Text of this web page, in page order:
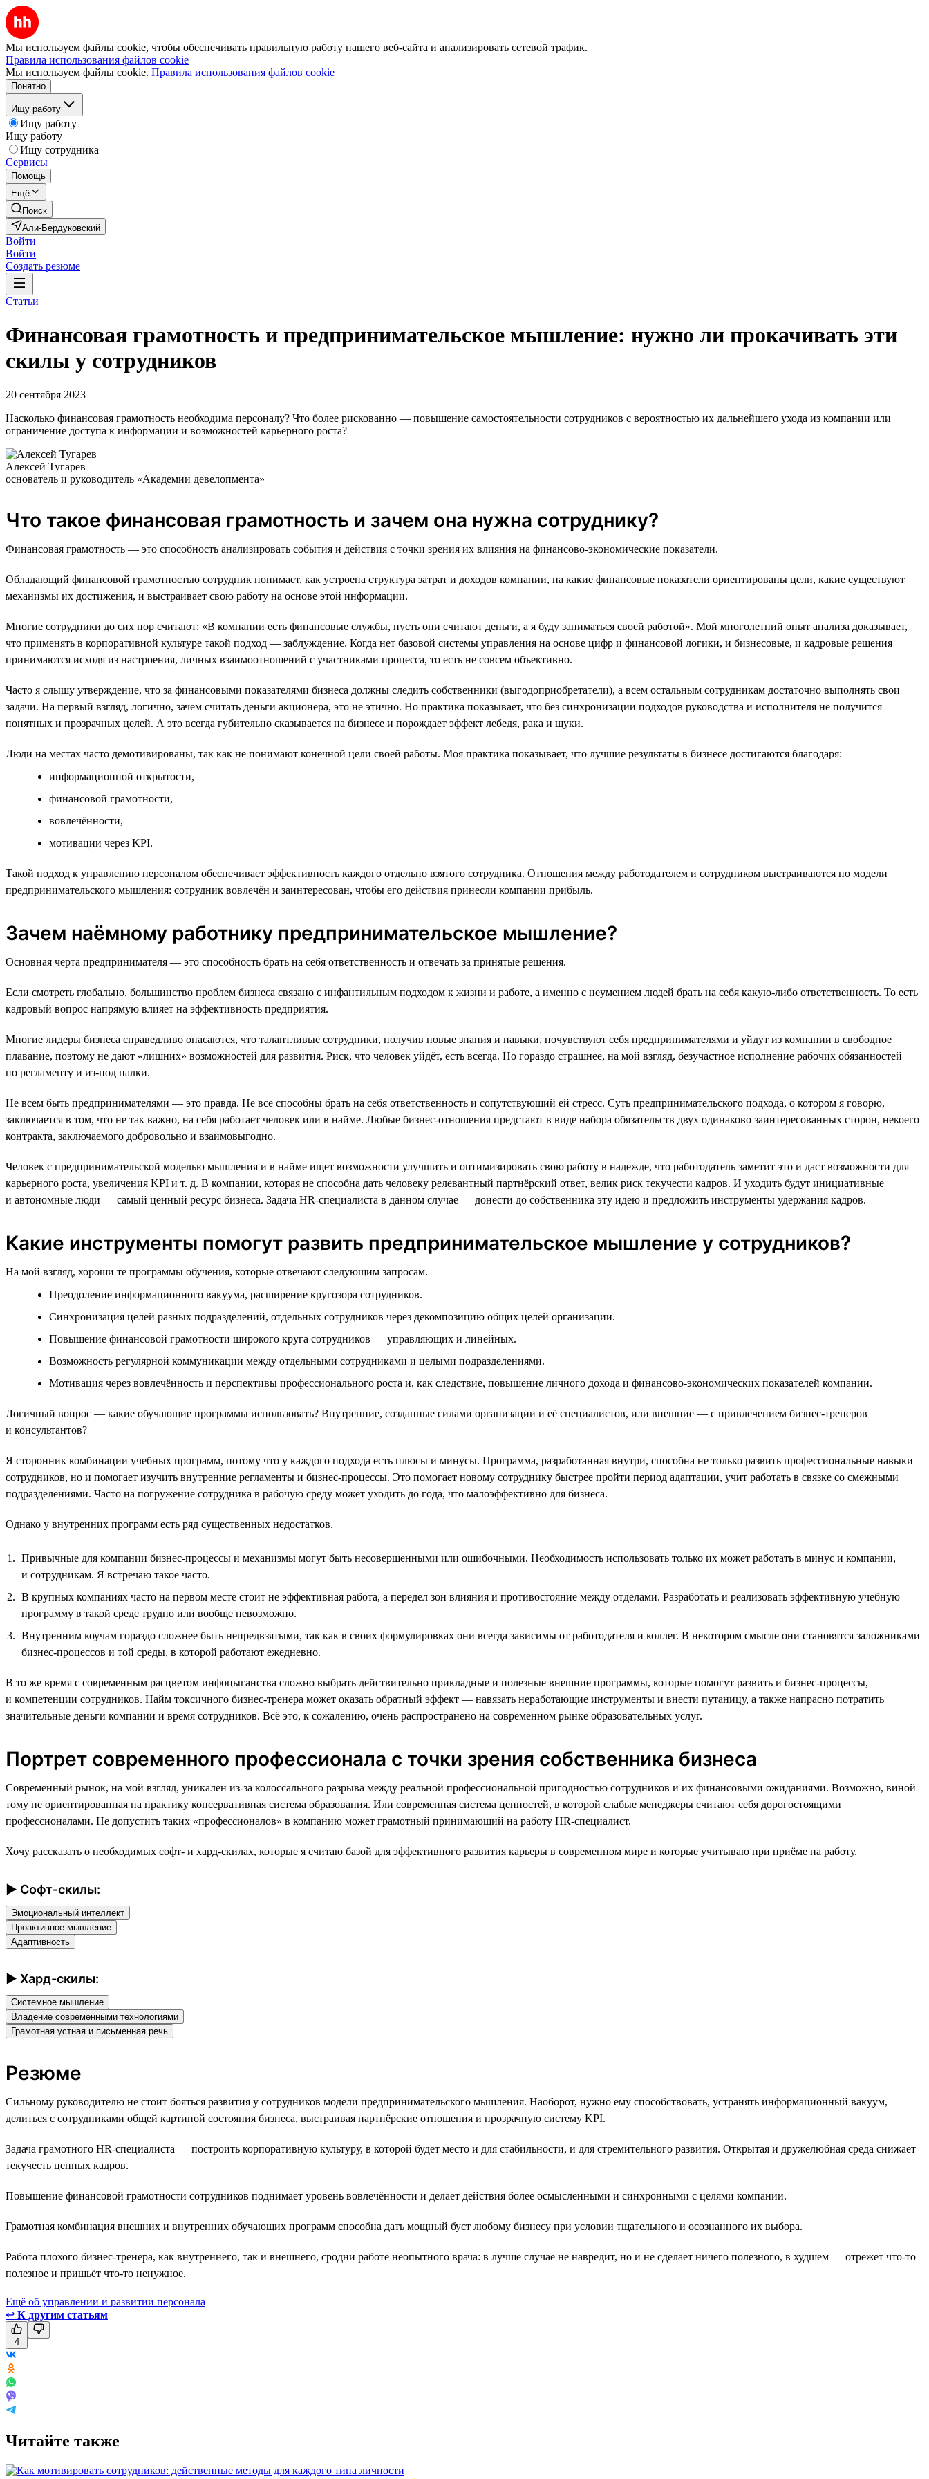
Мы используем файлы cookie, чтобы обеспечивать правильную работу нашего веб-сайта и анализировать сетевой трафик.
Правила использования файлов cookie
Мы используем файлы cookie. Правила использования файлов cookie
Понятно
Ищу работу
Ищу работу
Ищу работу
Ищу сотрудника
Сервисы
Помощь
Ещё
Поиск
Али-Бердуковский
Войти
Войти
Создать резюме
Статьи
Финансовая грамотность и предпринимательское мышление: нужно ли прокачивать эти
скилы у сотрудников
20 сентября 2023
Насколько финансовая грамотность необходима персоналу? Что более рискованно — повышение самостоятельности сотрудников с вероятностью их дальнейшего ухода из компании или
ограничение доступа к информации и возможностей карьерного роста?
Алексей Тугарев
основатель и руководитель «Академии девелопмента»
Что такое финансовая грамотность и зачем она нужна сотруднику?
Финансовая грамотность — это способность анализировать события и действия с точки зрения их влияния на финансово-экономические показатели.
Обладающий финансовой грамотностью сотрудник понимает, как устроена структура затрат и доходов компании, на какие финансовые показатели ориентированы цели, какие существуют
механизмы их достижения, и выстраивает свою работу на основе этой информации.
Многие сотрудники до сих пор считают: «В компании есть финансовые службы, пусть они считают деньги, а я буду заниматься своей работой». Мой многолетний опыт анализа доказывает,
что применять в корпоративной культуре такой подход — заблуждение. Когда нет базовой системы управления на основе цифр и финансовой логики, и бизнесовые, и кадровые решения
принимаются исходя из настроения, личных взаимоотношений с участниками процесса, то есть не совсем объективно.
Часто я слышу утверждение, что за финансовыми показателями бизнеса должны следить собственники (выгодоприобретатели), а всем остальным сотрудникам достаточно выполнять свои
задачи. На первый взгляд, логично, зачем считать деньги акционера, это не этично. Но практика показывает, что без синхронизации подходов руководства и исполнителя не получится
понятных и прозрачных целей. А это всегда губительно сказывается на бизнесе и порождает эффект лебедя, рака и щуки.
Люди на местах часто демотивированы, так как не понимают конечной цели своей работы. Моя практика показывает, что лучшие результаты в бизнесе достигаются благодаря:
информационной открытости,
финансовой грамотности,
вовлечённости,
мотивации через KPI.
Такой подход к управлению персоналом обеспечивает эффективность каждого отдельно взятого сотрудника. Отношения между работодателем и сотрудником выстраиваются по модели
предпринимательского мышления: сотрудник вовлечён и заинтересован, чтобы его действия принесли компании прибыль.
Зачем наёмному работнику предпринимательское мышление?
Основная черта предпринимателя — это способность брать на себя ответственность и отвечать за принятые решения.
Если смотреть глобально, большинство проблем бизнеса связано с инфантильным подходом к жизни и работе, а именно с неумением людей брать на себя какую-либо ответственность. То есть
кадровый вопрос напрямую влияет на эффективность предприятия.
Многие лидеры бизнеса справедливо опасаются, что талантливые сотрудники, получив новые знания и навыки, почувствуют себя предпринимателями и уйдут из компании в свободное
плавание, поэтому не дают «лишних» возможностей для развития. Риск, что человек уйдёт, есть всегда. Но гораздо страшнее, на мой взгляд, безучастное исполнение рабочих обязанностей
по регламенту и из-под палки.
Не всем быть предпринимателями — это правда. Не все способны брать на себя ответственность и сопутствующий ей стресс. Суть предпринимательского подхода, о котором я говорю,
заключается в том, что не так важно, на себя работает человек или в найме. Любые бизнес-отношения предстают в виде набора обязательств двух одинаково заинтересованных сторон, некоего
контракта, заключаемого добровольно и взаимовыгодно.
Человек с предпринимательской моделью мышления и в найме ищет возможности улучшить и оптимизировать свою работу в надежде, что работодатель заметит это и даст возможности для
карьерного роста, увеличения KPI и т. д. В компании, которая не способна дать человеку релевантный партнёрский ответ, велик риск текучести кадров. И уходить будут инициативные
и автономные люди — самый ценный ресурс бизнеса. Задача HR-специалиста в данном случае — донести до собственника эту идею и предложить инструменты удержания кадров.
Какие инструменты помогут развить предпринимательское мышление у сотрудников?
На мой взгляд, хороши те программы обучения, которые отвечают следующим запросам.
Преодоление информационного вакуума, расширение кругозора сотрудников.
Синхронизация целей разных подразделений, отдельных сотрудников через декомпозицию общих целей организации.
Повышение финансовой грамотности широкого круга сотрудников — управляющих и линейных.
Возможность регулярной коммуникации между отдельными сотрудниками и целыми подразделениями.
Мотивация через вовлечённость и перспективы профессионального роста и, как следствие, повышение личного дохода и финансово-экономических показателей компании.
Логичный вопрос — какие обучающие программы использовать? Внутренние, созданные силами организации и её специалистов, или внешние — с привлечением бизнес-тренеров
и консультантов?
Я сторонник комбинации учебных программ, потому что у каждого подхода есть плюсы и минусы. Программа, разработанная внутри, способна не только развить профессиональные навыки
сотрудников, но и помогает изучить внутренние регламенты и бизнес-процессы. Это помогает новому сотруднику быстрее пройти период адаптации, учит работать в связке со смежными
подразделениями. Часто на погружение сотрудника в рабочую среду может уходить до года, что малоэффективно для бизнеса.
Однако у внутренних программ есть ряд существенных недостатков.
Привычные для компании бизнес-процессы и механизмы могут быть несовершенными или ошибочными. Необходимость использовать только их может работать в минус и компании,
и сотрудникам. Я встречаю такое часто.
В крупных компаниях часто на первом месте стоит не эффективная работа, а передел зон влияния и противостояние между отделами. Разработать и реализовать эффективную учебную
программу в такой среде трудно или вообще невозможно.
Внутренним коучам гораздо сложнее быть непредвзятыми, так как в своих формулировках они всегда зависимы от работодателя и коллег. В некотором смысле они становятся заложниками
бизнес-процессов и той среды, в которой работают ежедневно.
В то же время с современным расцветом инфоцыганства сложно выбрать действительно прикладные и полезные внешние программы, которые помогут развить и бизнес-процессы,
и компетенции сотрудников. Найм токсичного бизнес-тренера может оказать обратный эффект — навязать неработающие инструменты и внести путаницу, а также напрасно потратить
значительные деньги компании и время сотрудников. Всё это, к сожалению, очень распространено на современном рынке образовательных услуг.
Портрет современного профессионала с точки зрения собственника бизнеса
Современный рынок, на мой взгляд, уникален из-за колоссального разрыва между реальной профессиональной пригодностью сотрудников и их финансовыми ожиданиями. Возможно, виной
тому не ориентированная на практику консервативная система образования. Или современная система ценностей, в которой слабые менеджеры считают себя дорогостоящими
профессионалами. Не допустить таких «профессионалов» в компанию может грамотный принимающий на работу HR-специалист.
Хочу рассказать о необходимых софт- и хард-скилах, которые я считаю базой для эффективного развития карьеры в современном мире и которые учитываю при приёме на работу.
► Софт-скилы:
Эмоциональный интеллект
Проактивное мышление
Адаптивность
► Хард-скилы:
Системное мышление
Владение современными технологиями
Грамотная устная и письменная речь
Резюме
Сильному руководителю не стоит бояться развития у сотрудников модели предпринимательского мышления. Наоборот, нужно ему способствовать, устранять информационный вакуум,
делиться с сотрудниками общей картиной состояния бизнеса, выстраивая партнёрские отношения и прозрачную систему KPI.
Задача грамотного HR-специалиста — построить корпоративную культуру, в которой будет место и для стабильности, и для стремительного развития. Открытая и дружелюбная среда снижает
текучесть ценных кадров.
Повышение финансовой грамотности сотрудников поднимает уровень вовлечённости и делает действия более осмысленными и синхронными с целями компании.
Грамотная комбинация внешних и внутренних обучающих программ способна дать мощный буст любому бизнесу при условии тщательного и осознанного их выбора.
Работа плохого бизнес-тренера, как внутреннего, так и внешнего, сродни работе неопытного врача: в лучше случае не навредит, но и не сделает ничего полезного, в худшем — отрежет что-то
полезное и пришьёт что-то ненужное.
Ещё об управлении и развитии персонала
↩ К другим статьям
4
Читайте также